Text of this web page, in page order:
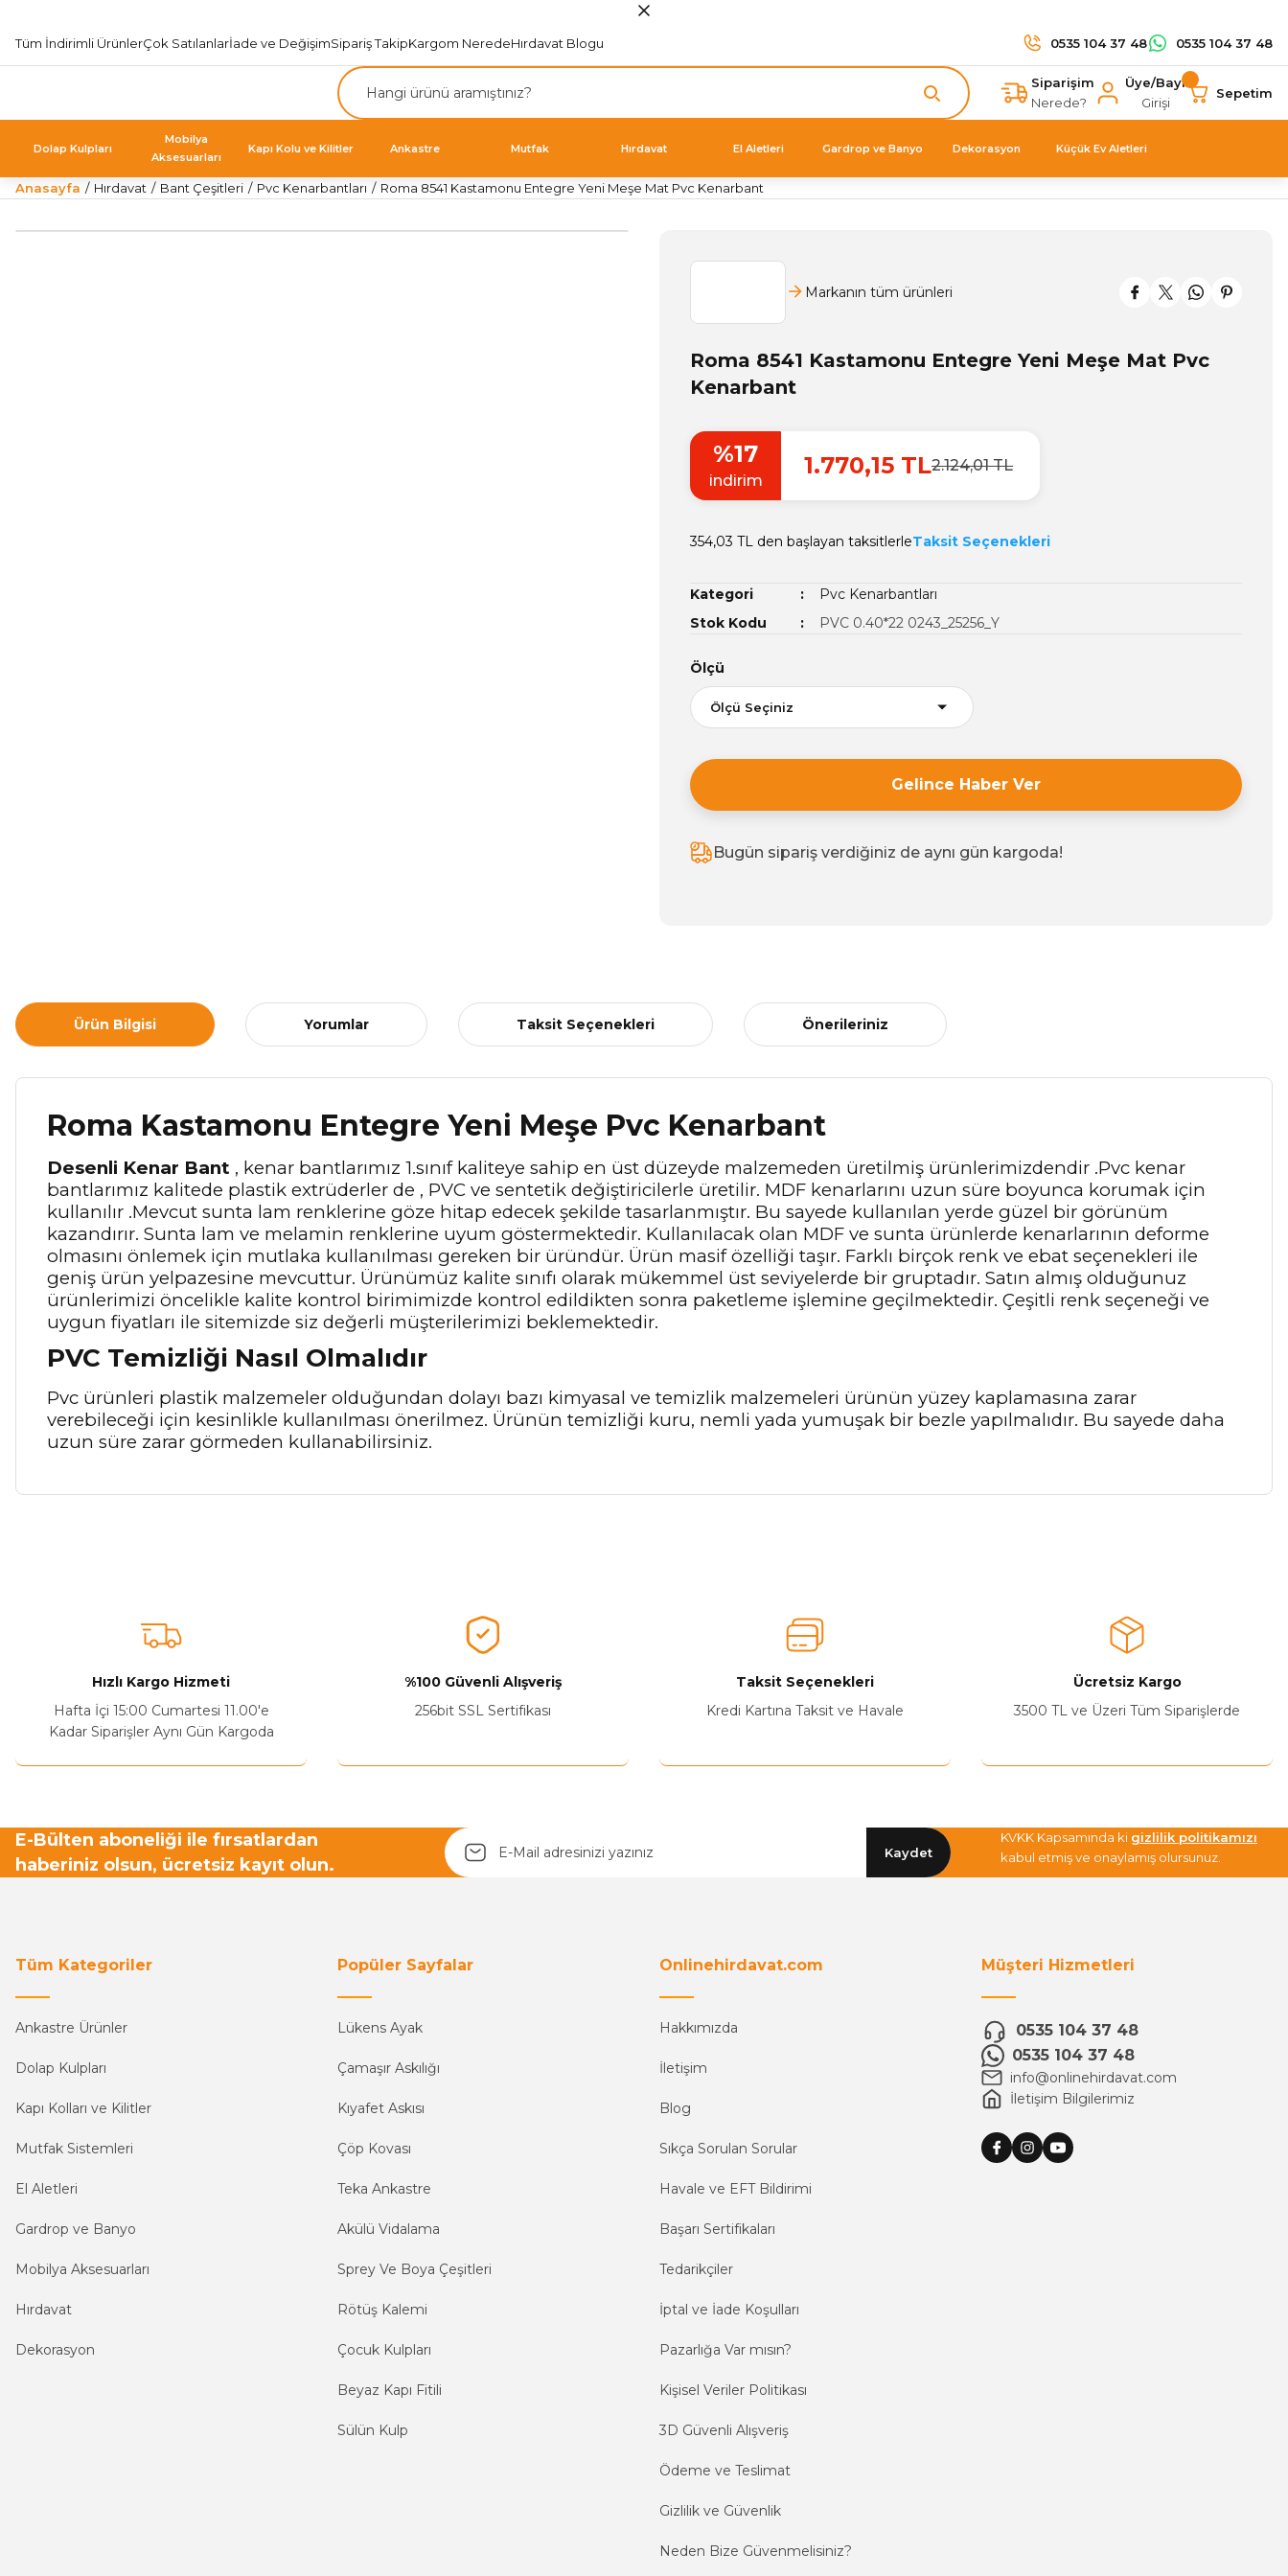
Tüm İndirimli ÜrünlerÇok Satılanlarİade ve DeğişimSipariş TakipKargom NeredeHırdavat Blogu 0535 104 37 48 0535 104 37 48
Siparişim
Nerede?
Üye/Bayi
Girişi
Sepetim
Dolap Kulpları
Mobilya
Aksesuarları
Kapı Kolu ve Kilitler Ankastre Mutfak Hırdavat El Aletleri Gardrop ve Banyo Dekorasyon Küçük Ev Aletleri
Anasayfa Hırdavat Bant Çeşitleri Pvc Kenarbantları Roma 8541 Kastamonu Entegre Yeni Meşe Mat Pvc Kenarbant
Markanın tüm ürünleri
Roma 8541 Kastamonu Entegre Yeni Meşe Mat Pvc
Kenarbant
%17
indirim
1.770,15 TL2.124,01 TL
354,03 TL den başlayan taksitlerleTaksit Seçenekleri
Kategori
Pvc Kenarbantları
Stok Kodu
PVC 0.40*22 0243_25256_Y
Ölçü
Gelince Haber Ver
Bugün sipariş verdiğiniz de aynı gün kargoda!
Ürün Bilgisi Yorumlar Taksit Seçenekleri Önerileriniz
Roma Kastamonu Entegre Yeni Meşe Pvc Kenarbant
Desenli Kenar Bant , kenar bantlarımız 1.sınıf kaliteye sahip en üst düzeyde malzemeden üretilmiş ürünlerimizdendir .Pvc kenar
bantlarımız kalitede plastik extrüderler de , PVC ve sentetik değiştiricilerle üretilir. MDF kenarlarını uzun süre boyunca korumak için
kullanılır .Mevcut sunta lam renklerine göze hitap edecek şekilde tasarlanmıştır. Bu sayede kullanılan yerde güzel bir görünüm
kazandırır. Sunta lam ve melamin renklerine uyum göstermektedir. Kullanılacak olan MDF ve sunta ürünlerde kenarlarının deforme
olmasını önlemek için mutlaka kullanılması gereken bir üründür. Ürün masif özelliği taşır. Farklı birçok renk ve ebat seçenekleri ile
geniş ürün yelpazesine mevcuttur. Ürünümüz kalite sınıfı olarak mükemmel üst seviyelerde bir gruptadır. Satın almış olduğunuz
ürünlerimizi öncelikle kalite kontrol birimimizde kontrol edildikten sonra paketleme işlemine geçilmektedir. Çeşitli renk seçeneği ve
uygun fiyatları ile sitemizde siz değerli müşterilerimizi beklemektedir.
PVC Temizliği Nasıl Olmalıdır
Pvc ürünleri plastik malzemeler olduğundan dolayı bazı kimyasal ve temizlik malzemeleri ürünün yüzey kaplamasına zarar
verebileceği için kesinlikle kullanılması önerilmez. Ürünün temizliği kuru, nemli yada yumuşak bir bezle yapılmalıdır. Bu sayede daha
uzun süre zarar görmeden kullanabilirsiniz.
Ürün açıklamasında eksik bilgiler bulunuyor.
Bu ürüne benzer farklı alternatifler olmalı.
Yetkiliye Gönder
Hızlı Kargo Hizmeti
Hafta İçi 15:00 Cumartesi 11.00'e
Kadar Siparişler Aynı Gün Kargoda
%100 Güvenli Alışveriş
256bit SSL Sertifikası
Taksit Seçenekleri
Kredi Kartına Taksit ve Havale
Ücretsiz Kargo
3500 TL ve Üzeri Tüm Siparişlerde
E-Bülten aboneliği ile fırsatlardan
haberiniz olsun, ücretsiz kayıt olun.
Kaydet
KVKK Kapsamında ki gizlilik politikamızı
kabul etmiş ve onaylamış olursunuz.
Tüm Kategoriler
Ankastre Ürünler
Dolap Kulpları
Kapı Kolları ve Kilitler
Mutfak Sistemleri
El Aletleri
Gardrop ve Banyo
Mobilya Aksesuarları
Hırdavat
Dekorasyon
Popüler Sayfalar
Lükens Ayak
Çamaşır Askılığı
Kıyafet Askısı
Çöp Kovası
Teka Ankastre
Akülü Vidalama
Sprey Ve Boya Çeşitleri
Rötüş Kalemi
Çocuk Kulpları
Beyaz Kapı Fitili
Sülün Kulp
Onlinehirdavat.com
Hakkımızda
İletişim
Blog
Sıkça Sorulan Sorular
Havale ve EFT Bildirimi
Başarı Sertifikaları
Tedarikçiler
İptal ve İade Koşulları
Pazarlığa Var mısın?
Kişisel Veriler Politikası
3D Güvenli Alışveriş
Ödeme ve Teslimat
Gizlilik ve Güvenlik
Neden Bize Güvenmelisiniz?
Müşteri Hizmetleri
0535 104 37 48
0535 104 37 48
info@onlinehirdavat.com
İletişim Bilgilerimiz